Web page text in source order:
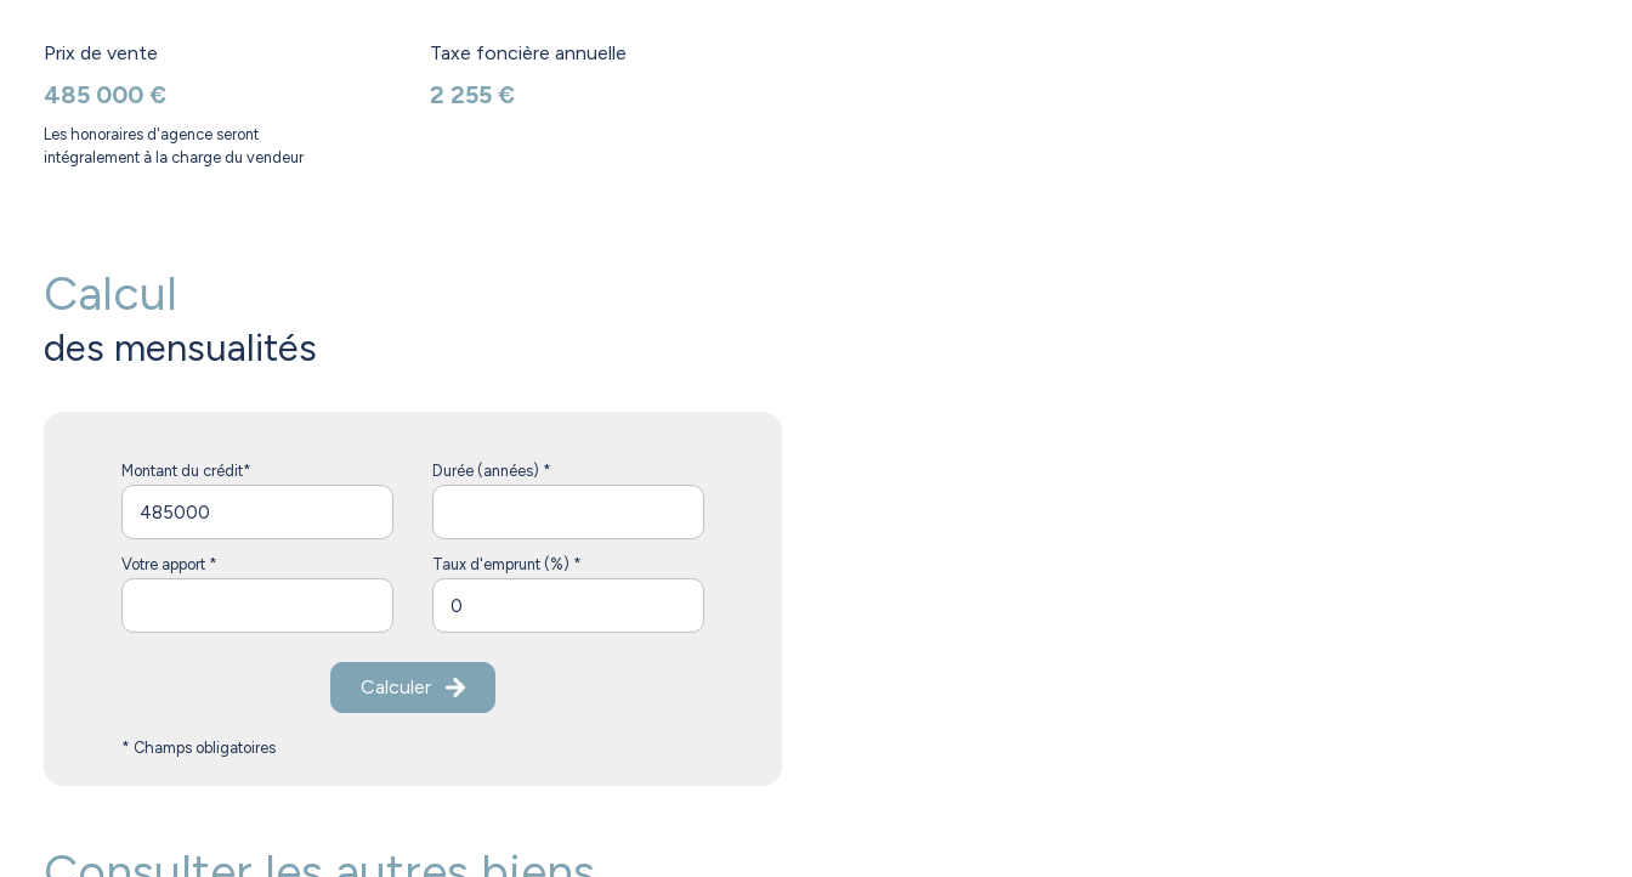
Prix de vente
485 000 €
Les honoraires d'agence seront
intégralement à la charge du vendeur
Taxe foncière annuelle
2 255 €
Calcul
des mensualités
Montant du crédit* Durée (années) *
Votre apport * Taux d'emprunt (%) *
Calculer
* Champs obligatoires